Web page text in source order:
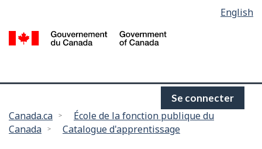
contenu
selection
English
Se connecter
Vous
êtes
Canada.ca
École de la fonction publique du
Canada
Catalogue d'apprentissage